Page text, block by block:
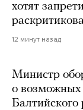
хотят
12 минут назад
Министр
о возможных